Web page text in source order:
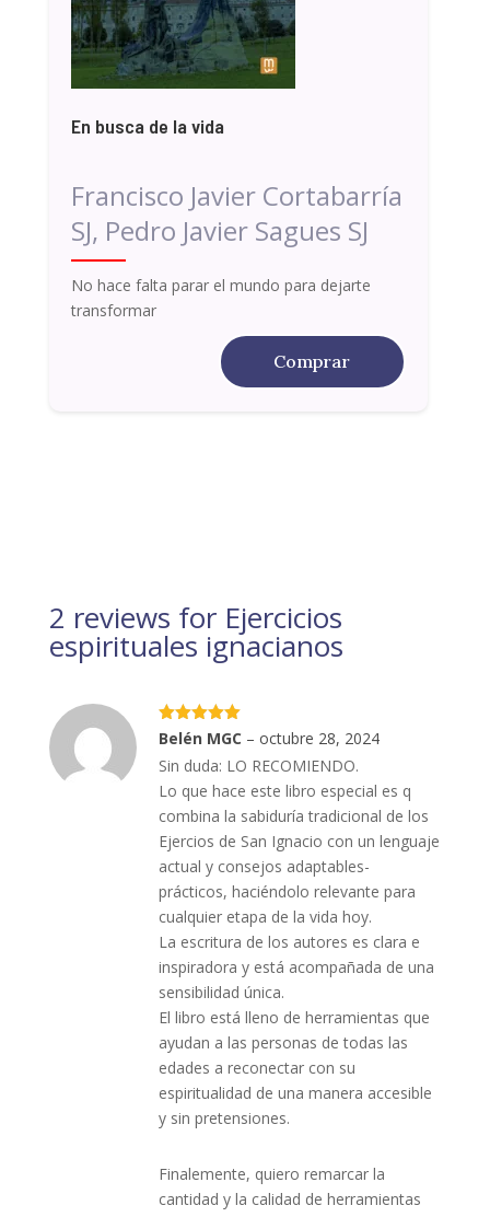
En busca de la vida
Francisco Javier Cortabarría
SJ, Pedro Javier Sagues SJ
No hace falta parar el mundo para dejarte
transformar
Comprar
2 reviews for Ejercicios
espirituales ignacianos
Valorado
Belén MGC – octubre 28, 2024
Sin duda: LO RECOMIENDO.
Lo que hace este libro especial es q
combina la sabiduría tradicional de los
Ejercios de San Ignacio con un lenguaje
actual y consejos adaptables-
prácticos, haciéndolo relevante para
cualquier etapa de la vida hoy.
La escritura de los autores es clara e
inspiradora y está acompañada de una
sensibilidad única.
El libro está lleno de herramientas que
ayudan a las personas de todas las
edades a reconectar con su
espiritualidad de una manera accesible
y sin pretensiones.
Finalemente, quiero remarcar la
cantidad y la calidad de herramientas